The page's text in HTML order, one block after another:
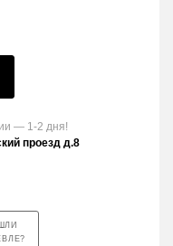
— 1-2 дня!
проезд д.8